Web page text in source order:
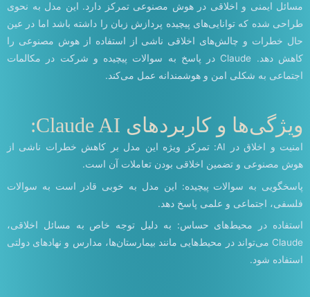
مسائل ایمنی و اخلاقی در هوش مصنوعی تمرکز دارد. این مدل به نحوی
طراحی شده که توانایی‌های پیچیده پردازش زبان را داشته باشد اما در عین
حال خطرات و چالش‌های اخلاقی ناشی از استفاده از هوش مصنوعی را
کاهش دهد. Claude در پاسخ به سوالات پیچیده و شرکت در مکالمات
اجتماعی به شکلی امن و هوشمندانه عمل می‌کند.
ویژگی‌ها و کاربردهای Claude AI:
امنیت و اخلاق در AI: تمرکز ویژه این مدل بر کاهش خطرات ناشی از
هوش مصنوعی و تضمین اخلاقی بودن تعاملات آن است.
پاسخگویی به سوالات پیچیده: این مدل به خوبی قادر است به سوالات
فلسفی، اجتماعی و علمی پاسخ دهد.
استفاده در محیط‌های حساس: به دلیل توجه خاص به مسائل اخلاقی،
Claude می‌تواند در محیط‌هایی مانند بیمارستان‌ها، مدارس و نهادهای دولتی
استفاده شود.